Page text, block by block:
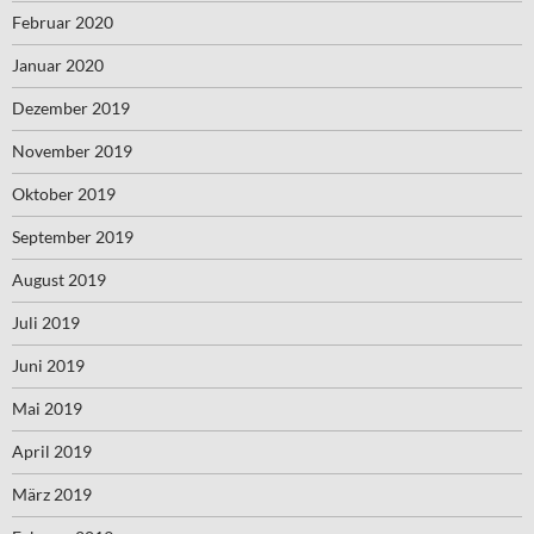
Februar 2020
Januar 2020
Dezember 2019
November 2019
Oktober 2019
September 2019
August 2019
Juli 2019
Juni 2019
Mai 2019
April 2019
März 2019